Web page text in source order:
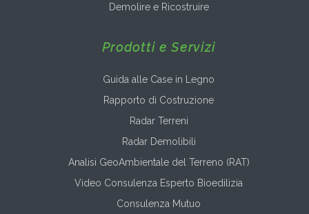
Demolire e Ricostruire
Prodotti e Servizi
Guida alle Case in Legno
Rapporto di Costruzione
Radar Terreni
Radar Demolibili
Analisi GeoAmbientale del Terreno (RAT)
Video Consulenza Esperto Bioedilizia
Consulenza Mutuo